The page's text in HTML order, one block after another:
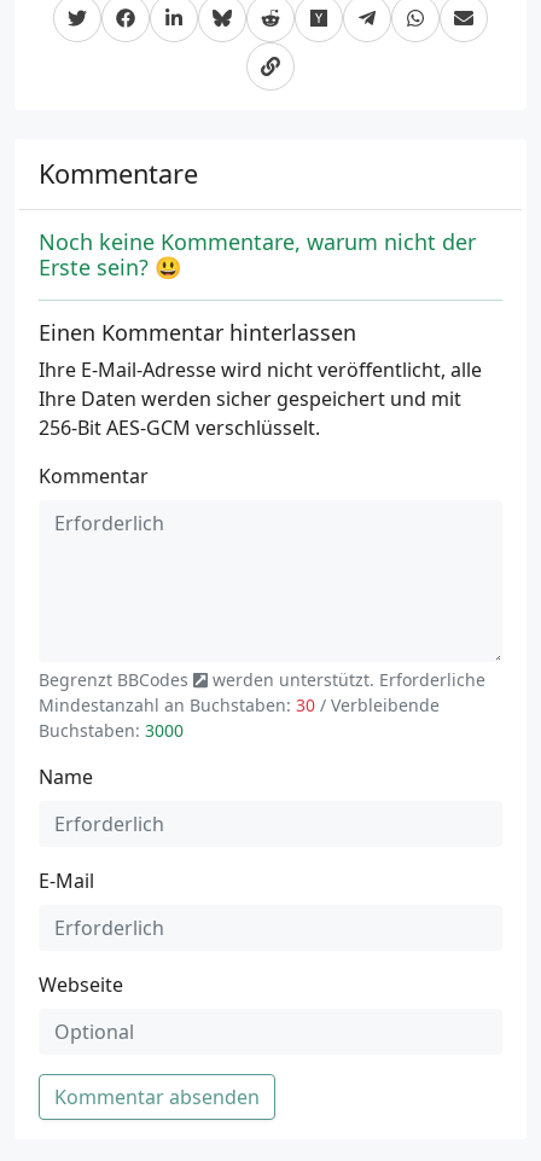
Kommentare
Noch keine Kommentare, warum nicht der
Erste sein? 😃
Einen Kommentar hinterlassen
Ihre E-Mail-Adresse wird nicht veröffentlicht, alle
Ihre Daten werden sicher gespeichert und mit
256-Bit AES-GCM verschlüsselt.
Kommentar
Begrenzt BBCodes
werden unterstützt. Erforderliche
Mindestanzahl an Buchstaben: 30 / Verbleibende
Buchstaben: 3000
Name
E-Mail
Webseite
Kommentar absenden